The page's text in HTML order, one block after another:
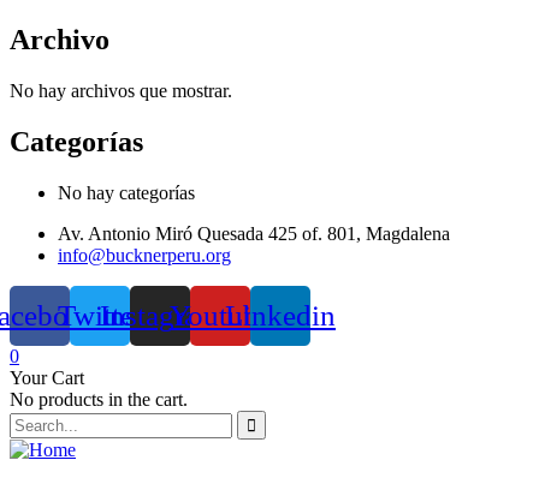
Archivo
No hay archivos que mostrar.
Categorías
No hay categorías
Av. Antonio Miró Quesada 425 of. 801, Magdalena
info@bucknerperu.org
TwitterInstagramYoutubeLinkedin
0
Your Cart
No products in the cart.